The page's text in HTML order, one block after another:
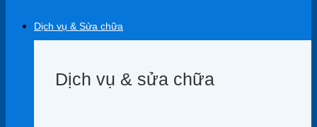
Dịch vụ & Sửa chữa
Dịch vụ & sửa chữa